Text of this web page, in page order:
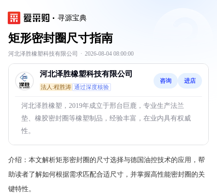
寻源宝典
矩形密封圈尺寸指南
河北泽胜橡塑科技有限公司 · 2026-08-04 08:00:00
河北泽胜橡塑科技有限公司
法人:程胜涛 通过深度核验
咨询 进店
河北泽胜橡塑，2019年成立于邢台巨鹿，专业生产法兰
垫、橡胶密封圈等橡塑制品，经验丰富，在业内具有权威
性。
介绍： 本文解析矩形密封圈的尺寸选择与德国油控技术的应用，帮
助读者了解如何根据需求匹配合适尺寸，并掌握高性能密封圈的关
键特性。